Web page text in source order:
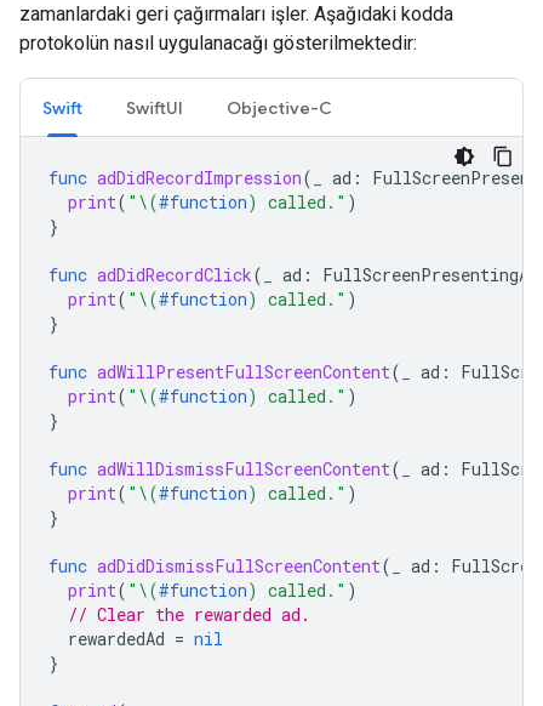
zamanlardaki geri çağırmaları işler. Aşağıdaki kodda
protokolün nasıl uygulanacağı gösterilmektedir:
Swift SwiftUI Objective-C
func adDidRecordImpression( ad :
print( " \(#function) called." )
}
func adDidRecordClick( ad : FullScreenPresentingAd
print( " \(#function) called." )
}
func adWillPresentFullScreenContent( ad :
print( " \(#function) called." )
}
func adWillDismissFullScreenContent( ad :
print( " \(#function) called." )
}
func adDidDismissFullScreenContent( ad :
print( " \(#function) called." )
// Clear the rewarded ad.
rewardedAd = nil
}